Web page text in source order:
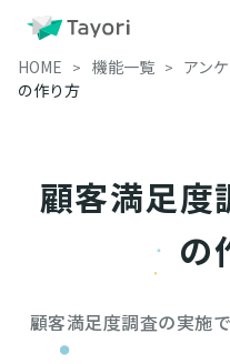
HOME 機能一覧 アン
の作り方
顧客満足度
の
顧客満足度調査の実施